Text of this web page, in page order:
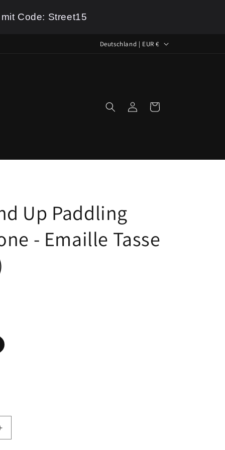
Code: Street15
Deutschland | EUR €
EinloggenWarenkorb
Up Paddling
- Emaille Tasse
Erhöhe